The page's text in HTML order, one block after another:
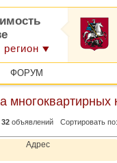
ФОРУМ
многоквартирных
32 объявлений Сортировать
Адрес